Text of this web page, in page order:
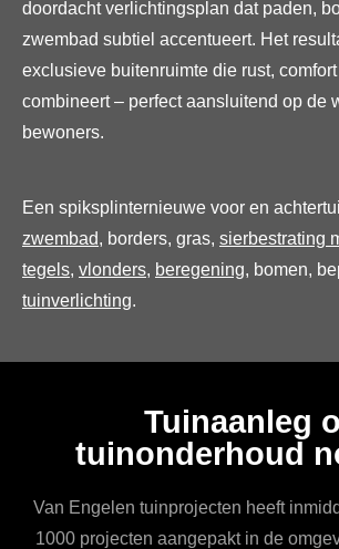
doordacht verlichtingsplan dat paden,
zwembad subtiel accentueert. Het
exclusieve buitenruimte die rust,
combineert – perfect aansluitend op de
bewoners.
Een spiksplinternieuwe voor en
zwembad, borders, gras, sierbestrating
tegels, vlonders, beregening, bomen,
tuinverlichting.
Tuinaanleg
tuinonderhoud
Van Engelen tuinprojecten heeft
1000 projecten aangepakt in de